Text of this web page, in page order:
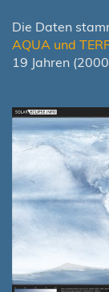
Die Daten
AQUA und
19 Jahren